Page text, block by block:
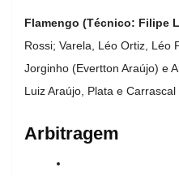
Flamengo (Técnico: Filipe
Rossi; Varela, Léo Ortiz, Léo
Jorginho (Evertton Araújo) e
Luiz Araújo, Plata e Carrascal
Arbitragem